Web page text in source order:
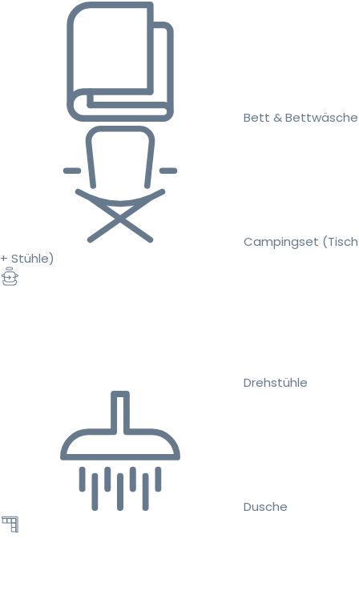
Bett & Bettwäsche
Campingset (Tisch
+ Stühle)
Drehstühle
Dusche